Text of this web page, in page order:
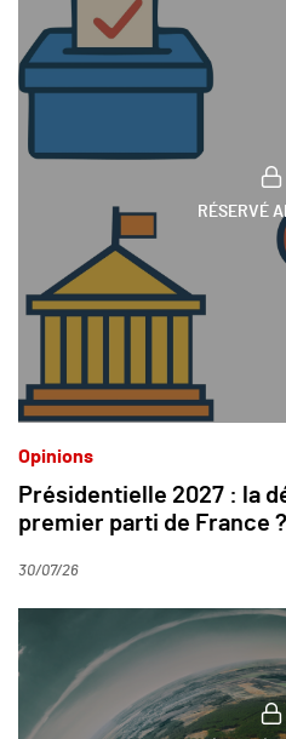
RÉSERVÉ
Opinions
Présidentielle 2027 : la
premier parti de France ?
30/07/26